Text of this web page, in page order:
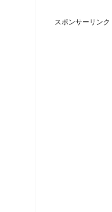
スポンサーリンク